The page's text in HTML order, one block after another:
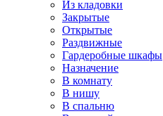
Из кладовки
Закрытые
Открытые
Раздвижные
Гардеробные шкафы
Назначение
В комнату
В нишу
В спальню